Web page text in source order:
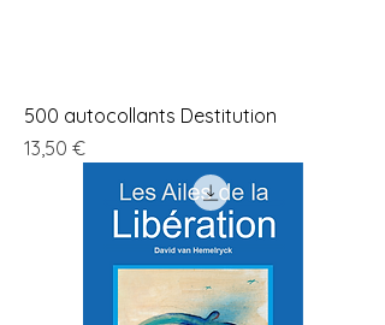
500 autocollants Destitution
Prix
13,50 €